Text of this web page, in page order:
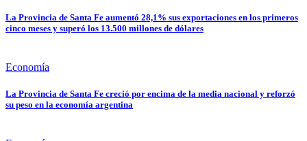
La Provincia de Santa Fe aumentó 28,1% sus exportaciones en los primeros
cinco meses y superó los 13.500 millones de dólares
Economía
La Provincia de Santa Fe creció por encima de la media nacional y reforzó
su peso en la economía argentina